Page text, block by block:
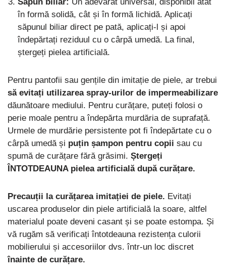
în ​​formă solidă, cât și în formă lichidă. Aplicați
săpunul biliar direct pe pată, aplicați-l și apoi
îndepărtați reziduul cu o cârpă umedă. La final,
ștergeți pielea artificială.
Pentru pantofii sau gențile din imitație de piele, ar trebui
să evitați utilizarea spray-urilor de impermeabilizare
dăunătoare mediului. Pentru curățare, puteți folosi o
perie moale pentru a îndepărta murdăria de suprafață.
Urmele de murdărie persistente pot fi îndepărtate cu o
cârpă umedă și puțin șampon pentru copii sau cu
spumă de curățare fără grăsimi. Ștergeți
ÎNTOTDEAUNA pielea artificială după curățare.
Precauții la curățarea imitației de piele. Evitați
uscarea produselor din piele artificială la soare, altfel
materialul poate deveni casant și se poate estompa. Și
vă rugăm să verificați întotdeauna rezistența culorii
mobilierului și accesoriilor dvs. într-un loc discret
înainte de curățare.